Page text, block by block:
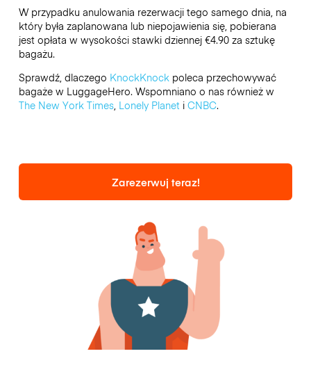
W przypadku anulowania rezerwacji tego samego dnia, na
który była zaplanowana lub niepojawienia się, pobierana
jest opłata w wysokości stawki dziennej €4.90 za sztukę
bagażu.
Sprawdź, dlaczego KnockKnockpoleca przechowywać
bagaże w LuggageHero. Wspomniano o nas również w
The New York Times, Lonely Planeti CNBC.
Zarezerwuj teraz!